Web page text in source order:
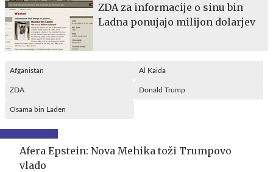
ZDA za informacije o sinu bin
Ladna ponujajo milijon dolarjev
Afganistan Al Kaida
ZDA Donald Trump
Osama bin Laden
Afera Epstein: Nova Mehika toži Trumpovo
vlado